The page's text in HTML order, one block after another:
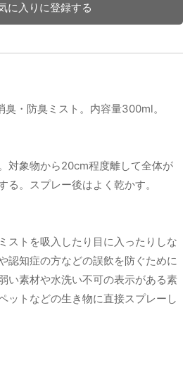
に入りに登録する
臭・防臭ミスト。内容量300ml。
対象物から20cm程度離して全体が
る。スプレー後はよく乾かす。
ストを吸入したり目に入ったりしな
認知症の方などの誤飲を防ぐために
い素材や水洗い不可の表示がある素
ットなどの生き物に直接スプレーし